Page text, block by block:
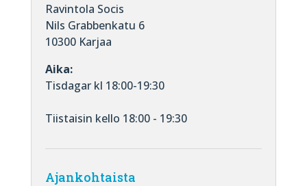
Ravintola Socis
Nils Grabbenkatu 6
10300 Karjaa
Aika:
Tisdagar kl 18:00-19:30
Tiistaisin kello 18:00 - 19:30
Ajankohtaista